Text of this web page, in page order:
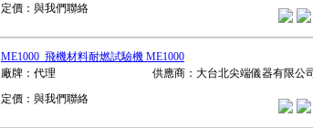
定價：與我們聯絡
ME1000 飛機材料耐燃試驗機 ME1000
廠牌：代理
供應商：大台北尖端儀器有限公司
定價：與我們聯絡